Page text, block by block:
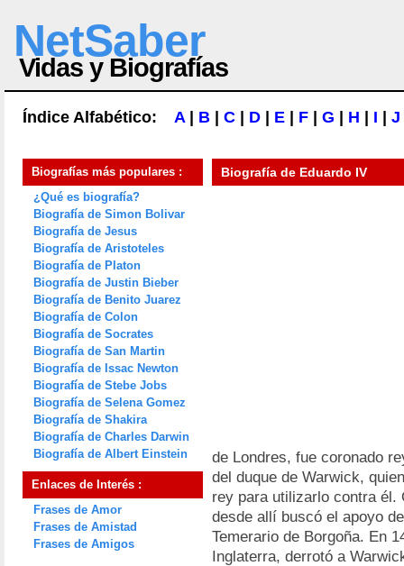
NetSaber
Vidas y Biografías
Índice Alfabético: A| B C D E F G H I J
Biografías más populares :
¿Qué es biografía?
Biografía de Simon Bolivar
Biografía de Jesus
Biografía de Aristoteles
Biografía de Platon
Biografía de Justin Bieber
Biografía de Benito Juarez
Biografía de Colon
Biografía de Socrates
Biografía de San Martin
Biografía de Issac Newton
Biografía de Stebe Jobs
Biografía de Selena Gomez
Biografía de Shakira
Biografía de Charles Darwin
Biografía de Albert Einstein
Enlaces de Interés :
Frases de Amor
Frases de Amistad
Frases de Amigos
Biografía de Eduardo IV
de Londres, fue coronado
del duque de Warwick,
rey para utilizarlo contra él.
desde allí buscó el apoyo
Temerario de Borgoña. En
Inglaterra, derrotó a